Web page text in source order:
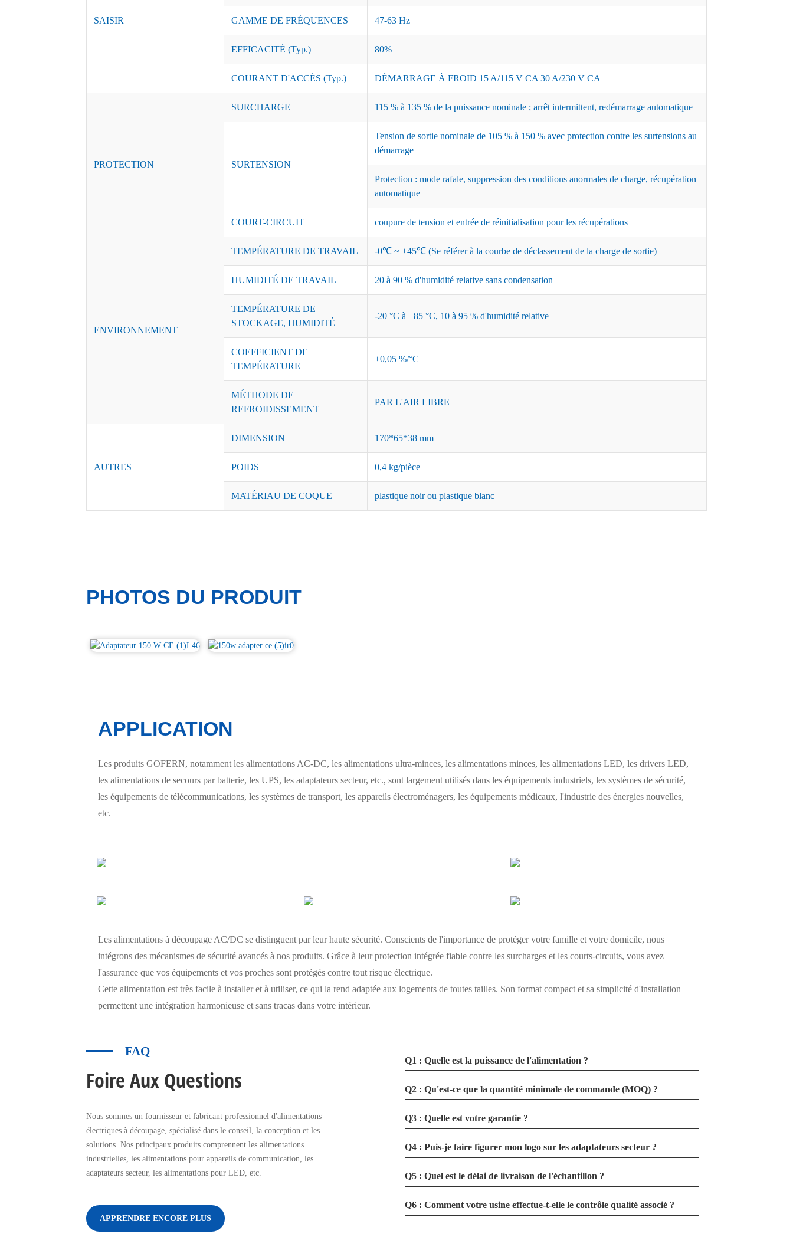
SAISIR GAMME DE FRÉQUENCES 47-63 Hz
EFFICACITÉ (Typ.) 80%
COURANT D'ACCÈS (Typ.) DÉMARRAGE À FROID 15 A/115 V CA 30 A/230 V CA
PROTECTION
SURCHARGE 115 % à 135 % de la puissance nominale ; arrêt intermittent, redémarrage automatique
SURTENSION
Tension de sortie nominale de 105 % à 150 % avec protection contre les surtensions au
démarrage
Protection : mode rafale, suppression des conditions anormales de charge, récupération
automatique
COURT-CIRCUIT coupure de tension et entrée de réinitialisation pour les récupérations
ENVIRONNEMENT
TEMPÉRATURE DE TRAVAIL -0℃ ~ +45℃ (Se référer à la courbe de déclassement de la charge de sortie)
HUMIDITÉ DE TRAVAIL 20 à 90 % d'humidité relative sans condensation
TEMPÉRATURE DE
STOCKAGE, HUMIDITÉ
-20 °C à +85 °C, 10 à 95 % d'humidité relative
COEFFICIENT DE
TEMPÉRATURE
±0,05 %/°C
MÉTHODE DE
REFROIDISSEMENT
PAR L'AIR LIBRE
AUTRES
DIMENSION 170*65*38 mm
POIDS 0,4 kg/pièce
MATÉRIAU DE COQUE plastique noir ou plastique blanc
PHOTOS DU PRODUIT
APPLICATION
Les produits GOFERN, notamment les alimentations AC-DC, les alimentations ultra-minces, les alimentations minces, les alimentations LED, les drivers LED,
les alimentations de secours par batterie, les UPS, les adaptateurs secteur, etc., sont largement utilisés dans les équipements industriels, les systèmes de sécurité,
les équipements de télécommunications, les systèmes de transport, les appareils électroménagers, les équipements médicaux, l'industrie des énergies nouvelles,
etc.
Les alimentations à découpage AC/DC se distinguent par leur haute sécurité. Conscients de l'importance de protéger votre famille et votre domicile, nous
intégrons des mécanismes de sécurité avancés à nos produits. Grâce à leur protection intégrée fiable contre les surcharges et les courts-circuits, vous avez
l'assurance que vos équipements et vos proches sont protégés contre tout risque électrique.
Cette alimentation est très facile à installer et à utiliser, ce qui la rend adaptée aux logements de toutes tailles. Son format compact et sa simplicité d'installation
permettent une intégration harmonieuse et sans tracas dans votre intérieur.
FAQ
Foire Aux Questions
Nous sommes un fournisseur et fabricant professionnel d'alimentations
électriques à découpage, spécialisé dans le conseil, la conception et les
solutions. Nos principaux produits comprennent les alimentations
industrielles, les alimentations pour appareils de communication, les
adaptateurs secteur, les alimentations pour LED, etc.
APPRENDRE ENCORE PLUS
Q1 : Quelle est la puissance de l'alimentation ?
Q2 : Qu'est-ce que la quantité minimale de commande (MOQ) ?
Q3 : Quelle est votre garantie ?
Q4 : Puis-je faire figurer mon logo sur les adaptateurs secteur ?
Q5 : Quel est le délai de livraison de l'échantillon ?
Q6 : Comment votre usine effectue-t-elle le contrôle qualité associé ?